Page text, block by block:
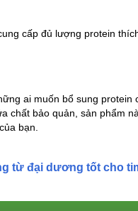
cấp đủ lượng protein
ai muốn bổ sung protein
chất bảo quản, sản phẩm
bạn.
từ đại dương tốt cho